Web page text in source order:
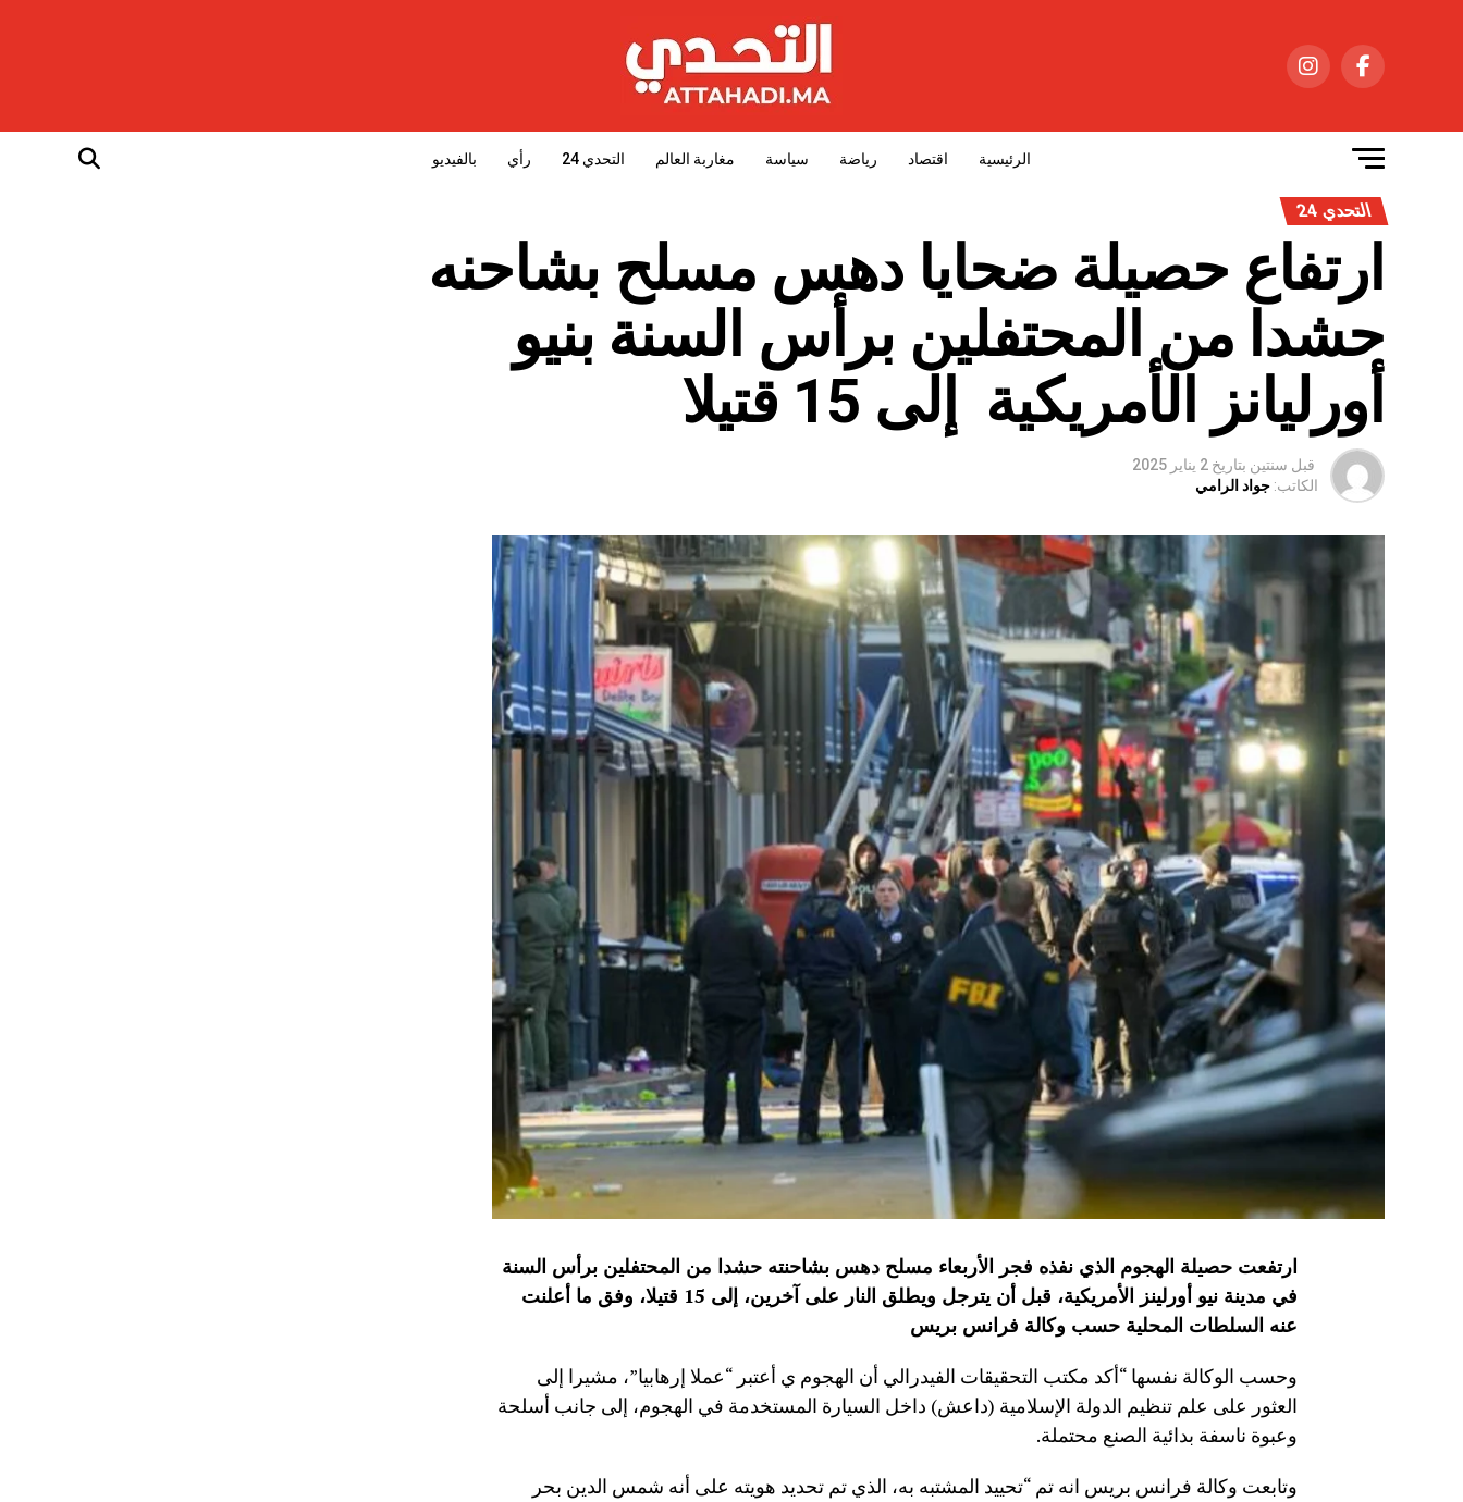
الرئيسية اقتصاد رياضة سياسة مغاربة العالم التحدي 24 رأي بالفيديو
التحدي 24
ارتفاع حصيلة ضحايا دهس مسلح بشاحنه
حشدا من المحتفلين برأس السنة بنيو
أورليانز الأمريكية إلى 15 قتيلا
قبل سنتين بتاريخ 2 يناير 2025
الكاتب: جواد الرامي
ارتفعت حصيلة الهجوم الذي نفذه فجر الأربعاء مسلح دهس بشاحنته حشدا من المحتفلين برأس السنة
في مدينة نيو أورلينز الأمريكية، قبل أن يترجل ويطلق النار على آخرين، إلى 15 قتيلا، وفق ما أعلنت
عنه السلطات المحلية حسب وكالة فرانس بريس
وحسب الوكالة نفسها “أكد مكتب التحقيقات الفيدرالي أن الهجوم ي أعتبر “عملا إرهابيا”، مشيرا إلى
العثور على علم تنظيم الدولة الإسلامية (داعش) داخل السيارة المستخدمة في الهجوم، إلى جانب أسلحة
وعبوة ناسفة بدائية الصنع محتملة.
وتابعت وكالة فرانس بريس انه تم “تحييد المشتبه به، الذي تم تحديد هويته على أنه شمس الدين بحر